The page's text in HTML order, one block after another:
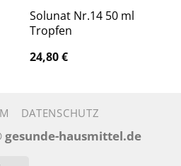
Solunat Nr.14 50 ml
Tropfen
24,80€
DATENSCHUTZ
gesunde-hausmittel.de